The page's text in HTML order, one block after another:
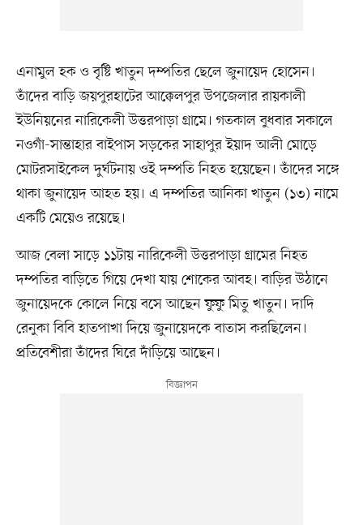
এনামুল হক ও বৃষ্টি খাতুন দম্পতির ছেলে জুনায়েদ হোসেন।
তাঁদের বাড়ি জয়পুরহাটের আক্কেলপুর উপজেলার রায়কালী
ইউনিয়নের নারিকেলী উত্তরপাড়া গ্রামে। গতকাল বুধবার সকালে
নওগাঁ-সান্তাহার বাইপাস সড়কের সাহাপুর ইয়াদ আলী মোড়ে
মোটরসাইকেল দুর্ঘটনায় ওই দম্পতি নিহত হয়েছেন। তাঁদের সঙ্গে
থাকা জুনায়েদ আহত হয়। এ দম্পতির আনিকা খাতুন (১৩) নামে
একটি মেয়েও রয়েছে।
আজ বেলা সাড়ে ১১টায় নারিকেলী উত্তরপাড়া গ্রামের নিহত
দম্পতির বাড়িতে গিয়ে দেখা যায় শোকের আবহ। বাড়ির উঠানে
জুনায়েদকে কোলে নিয়ে বসে আছেন ফুফু মিতু খাতুন। দাদি
রেনুকা বিবি হাতপাখা দিয়ে জুনায়েদকে বাতাস করছিলেন।
প্রতিবেশীরা তাঁদের ঘিরে দাঁড়িয়ে আছেন।